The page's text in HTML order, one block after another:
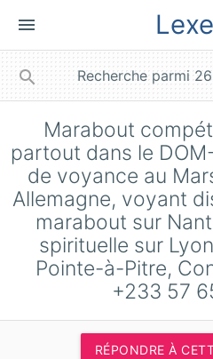
menu
search
Marabout
partout dans le
de voyance au
Allemagne, voyant
marabout sur
spirituelle sur
Pointe-à-Pitre,
+233 57
RÉPONDRE À